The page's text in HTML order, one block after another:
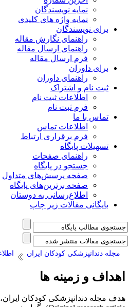
نمایه نویسندگان
نمایه واژه های کلیدی
برای نویسندگان
راهنمای نگارش مقاله
راهنمای ارسال مقاله
فرم ارسال مقاله
برای داوران
راهنمای داوران
ثبت نام و اشتراک
اطلاعات ثبت نام
فرم ثبت نام
تماس با ما
اطلاعات تماس
فرم برقراری ارتباط
تسهیلات پایگاه
راهنمای صفحات
جستجو در پایگاه
صفحه پرسش‌های متداول
صفحه برترین‌های پایگاه
اطلاع‌رسانی به دوستان
بایگانی مقالات زیر چاپ
مجله دندانپزشکی کودکان ایران
و زمینه ها
مجله‌ دندانپزشکی کودکان ایران‌،